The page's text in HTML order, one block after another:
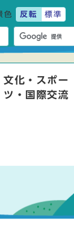
色 反転 標準
文化・スポー
ツ・国際交流